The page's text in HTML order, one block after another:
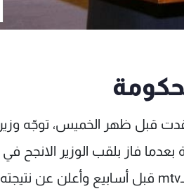
قبل ظهر الخميس، توجّه وزير
بعدما فاز بلقب الوزير الانجح في
الحكومة الحالية بحسب التصويت الذي كان أطلقه موقع الـmtv قبل أسابيع وأعلن عن نتيجته